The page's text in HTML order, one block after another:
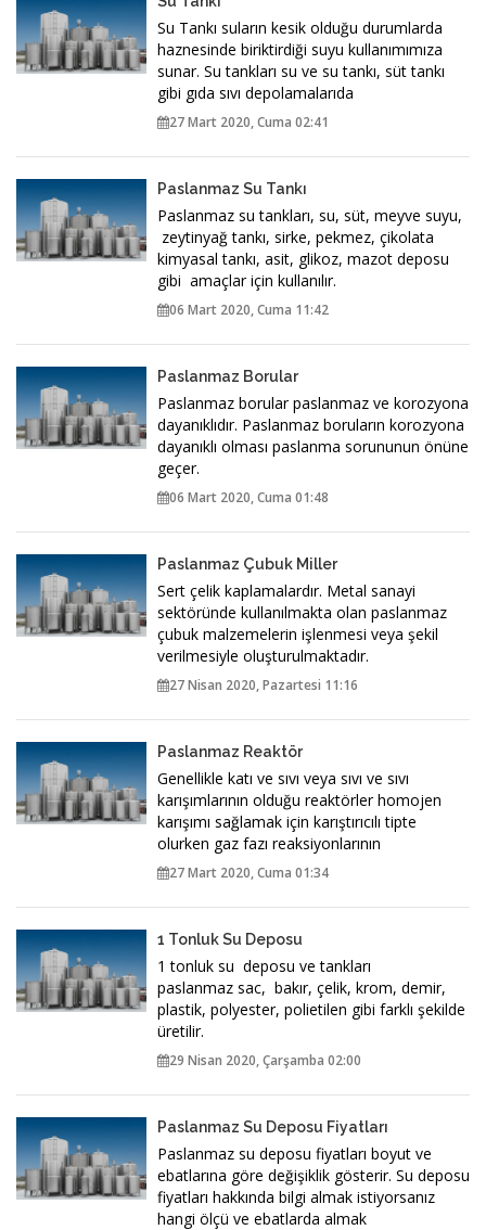
Su Tankı suların kesik olduğu durumlarda
haznesinde biriktirdiği suyu kullanımımıza
sunar. Su tankları su ve su tankı, süt tankı
gibi gıda sıvı depolamalarıda
27 Mart 2020, Cuma 02:41
Paslanmaz Su Tankı
Paslanmaz su tankları, su, süt, meyve suyu,
zeytinyağ tankı, sirke, pekmez, çikolata
kimyasal tankı, asit, glikoz, mazot deposu
gibi amaçlar için kullanılır.
06 Mart 2020, Cuma 11:42
Paslanmaz Borular
Paslanmaz borular paslanmaz ve korozyona
dayanıklıdır. Paslanmaz boruların korozyona
dayanıklı olması paslanma sorununun önüne
geçer.
06 Mart 2020, Cuma 01:48
Paslanmaz Çubuk Miller
Sert çelik kaplamalardır. Metal sanayi
sektöründe kullanılmakta olan paslanmaz
çubuk malzemelerin işlenmesi veya şekil
verilmesiyle oluşturulmaktadır.
27 Nisan 2020, Pazartesi 11:16
Paslanmaz Reaktör
Genellikle katı ve sıvı veya sıvı ve sıvı
karışımlarının olduğu reaktörler homojen
karışımı sağlamak için karıştırıcılı tipte
olurken gaz fazı reaksiyonlarının
27 Mart 2020, Cuma 01:34
1 Tonluk Su Deposu
1 tonluk su deposu ve tankları
paslanmaz sac, bakır, çelik, krom, demir,
plastik, polyester, polietilen gibi farklı şekilde
üretilir.
29 Nisan 2020, Çarşamba 02:00
Paslanmaz Su Deposu Fiyatları
Paslanmaz su deposu fiyatları boyut ve
ebatlarına göre değişiklik gösterir. Su deposu
fiyatları hakkında bilgi almak istiyorsanız
hangi ölçü ve ebatlarda almak